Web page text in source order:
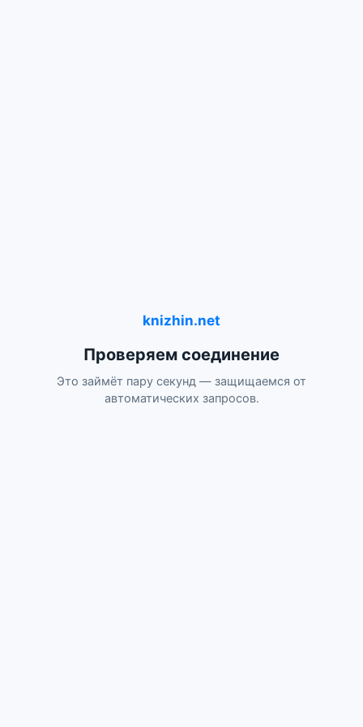
knizhin.net
Проверяем соединение
Это займёт пару секунд — защищаемся от
автоматических запросов.